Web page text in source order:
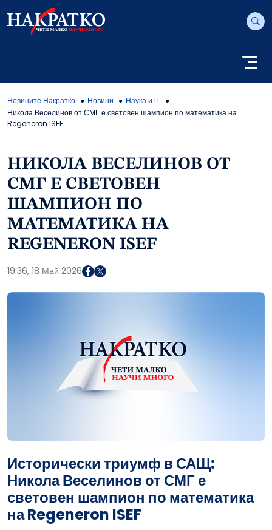
Новините Накратко Новини
Наука и IT
Никола Веселинов от СМГ е световен шампион по математика на
Regeneron ISEF
НИКОЛА ВЕСЕЛИНОВ ОТ
СМГ Е СВЕТОВЕН
ШАМПИОН ПО
МАТЕМАТИКА НА
REGENERON ISEF
19:36, 18 Май 2026
Исторически триумф в САЩ:
Никола Веселинов от СМГ е
световен шампион по математика
на Regeneron ISEF